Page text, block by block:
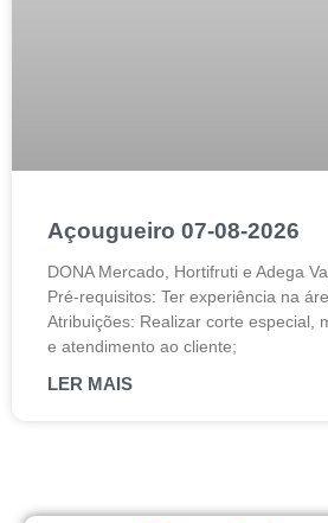
Açougueiro 07-08-2026
DONA Mercado, Hortifruti e Adega
Pré-requisitos: Ter experiência na
Atribuições: Realizar corte especial,
e atendimento ao cliente;
LER MAIS